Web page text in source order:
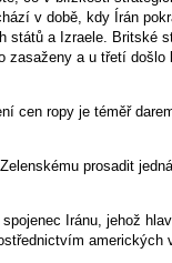
v době, kdy Írán
států a Izraele. Britské
zasaženy a u třetí
cen ropy je téměř
prosadit
Iránu, jehož
amerických